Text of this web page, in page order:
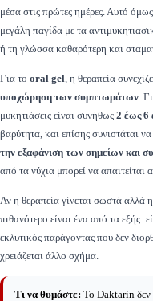
μέσα στις πρώτες ημέρες. Αυτό όμως
μεγάλη παγίδα με τα
ή τη γλώσσα καθαρότερη και
Για το oral gel, η θεραπεία
υποχώρηση των συμπτωμάτων.
μυκητιάσεις είναι συνήθως 2 έως 6
βαρύτητα, και επίσης συνιστάται να
την εξαφάνιση των σημείων και
από τα νύχια μπορεί να απαιτείται
Αν η θεραπεία γίνεται σωστά αλλά
πιθανότερο είναι ένα από τα εξής:
εκλυτικός παράγοντας που δεν
χρειάζεται άλλο σχήμα.
Τι να θυμάστε: Το Daktarin δεν